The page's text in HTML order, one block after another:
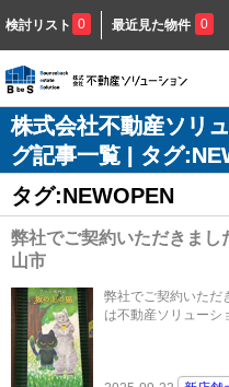
検討リスト 0 最近見た物件 0
株式会社不動産ソリ
グ記事一覧 | タグ
タグ:NEWOPEN
弊社でご契約いただきま
山市
弊社でご契約いた
は不動産ソリューシ